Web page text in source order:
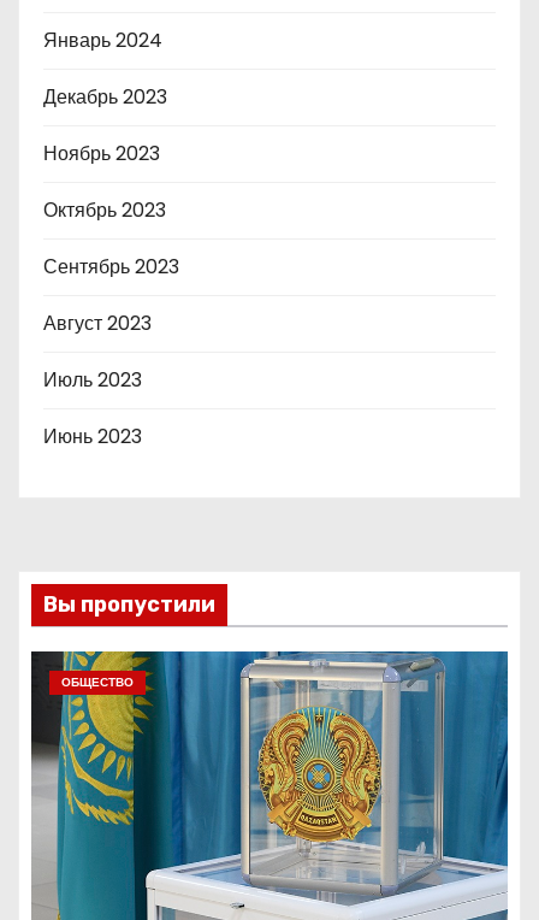
Январь 2024
Декабрь 2023
Ноябрь 2023
Октябрь 2023
Сентябрь 2023
Август 2023
Июль 2023
Июнь 2023
Вы пропустили
ОБЩЕСТВО